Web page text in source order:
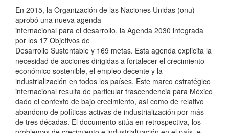
En 2015, la Organización de las Naciones Unidas (onu)
aprobó una nueva agenda
internacional para el desarrollo, la Agenda 2030 integrada
por los 17 Objetivos de
Desarrollo Sustentable y 169 metas. Esta agenda explicita la
necesidad de acciones dirigidas a fortalecer el crecimiento
económico sostenible, el empleo decente y la
industrialización en todos los países. Este marco estratégico
internacional resulta de particular trascendencia para México
dado el contexto de bajo crecimiento, así como de relativo
abandono de políticas activas de industrialización por más
de tres décadas. El documento sitúa en retrospectiva, los